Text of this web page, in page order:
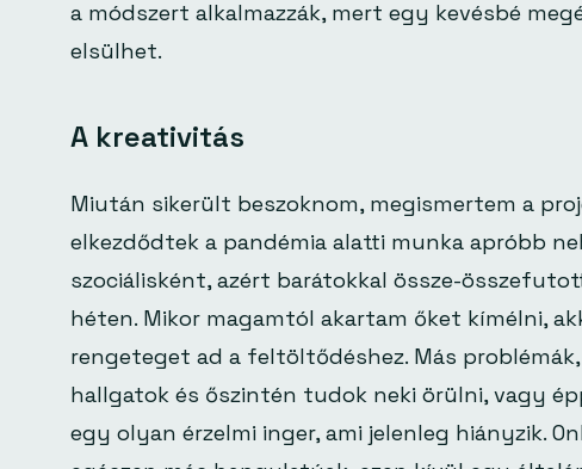
a módszert alkalmazzák, mert egy kevésbé
elsülhet.
A kreativitás
Miután sikerült beszoknom, megismertem a
elkezdődtek a pandémia alatti munka apróbb
szociálisként, azért barátokkal össze-
héten. Mikor magamtól akartam őket kímélni,
rengeteget ad a feltöltődéshez. Más
hallgatok és őszintén tudok neki örülni, vagy
egy olyan érzelmi inger, ami jelenleg hiányzik.